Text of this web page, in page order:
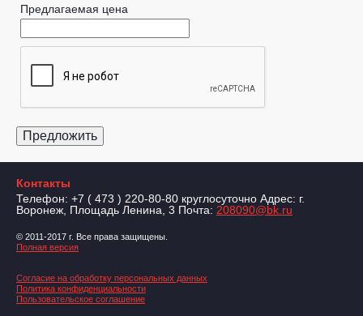
Предлагаемая цена
Контакты
Телефон: +7 ( 473 ) 220-80-80 круглосуточно Адрес: г.
Воронеж, Площадь Ленина, 3 Почта: 208090@bk.ru
© 2011-2017 г. Все права защищены.
Полная версия
Согласие на обработку персональных данных
Политика конфиденциальности
Пользовательское соглашение